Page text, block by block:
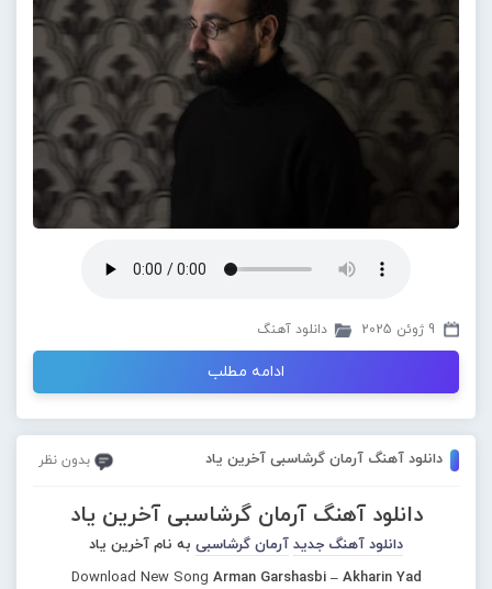
9 ژوئن 2025 دانلود آهنگ
ادامه مطلب
دانلود آهنگ آرمان گرشاسبی آخرین یاد بدون نظر
دانلود آهنگ آرمان گرشاسبی آخرین یاد
دانلود آهنگ جدید آرمان گرشاسبی به نام آخرین یاد
Download New Song Arman Garshasbi – Akharin Yad